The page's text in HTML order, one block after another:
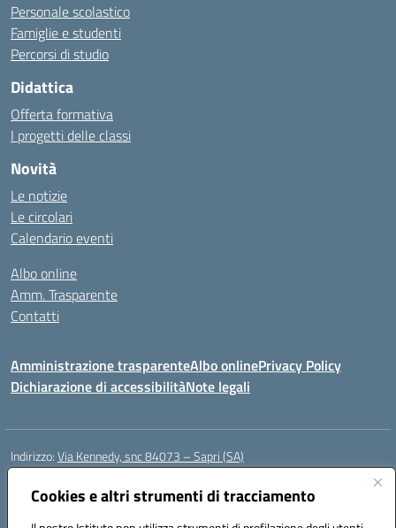
Cookies e altri strumenti di tracciamento
Personale scolastico
Famiglie e studenti
Percorsi di studio
Didattica
Offerta formativa
I progetti delle classi
Novità
Le notizie
Le circolari
Calendario eventi
Albo online
Amm. Trasparente
Contatti
Amministrazione trasparenteAlbo onlinePrivacy Policy
Dichiarazione di accessibilitàNote legali
Indirizzo:Via Kennedy, snc 84073 – Sapri (SA)
Centralino:
Posta elettronica certificata (PEC):saic878008@pec.istruzione.it